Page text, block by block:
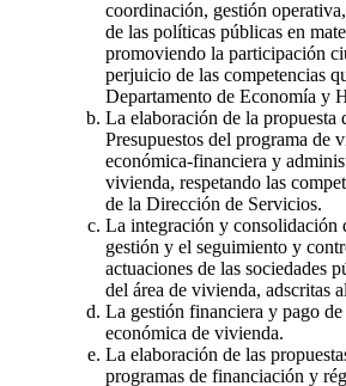
coordinación, gestión
de las políticas públicas en
promoviendo la participación
perjuicio de las competencias
Departamento de Economía y
La elaboración de la propuesta
Presupuestos del programa de
económica-financiera y
vivienda, respetando las
de la Dirección de Servicios.
La integración y consolidación
gestión y el seguimiento y
actuaciones de las sociedades
del área de vivienda, adscritas
La gestión financiera y pago de
económica de vivienda.
La elaboración de las
programas de financiación y